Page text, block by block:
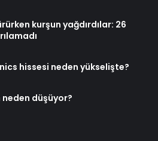
kurşun yağdırdılar: 26
hissesi neden yükselişte?
düşüyor?